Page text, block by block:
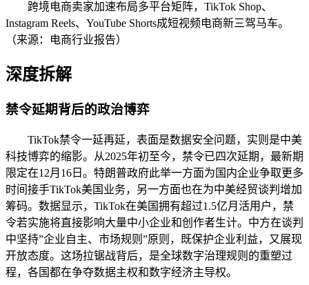
跨境电商卖家加速布局多平台矩阵，TikTok Shop、
Instagram Reels、YouTube Shorts成短视频电商新三驾马车。
（来源：电商行业报告）
深度拆解
禁令延期背后的政治博弈
TikTok禁令一延再延，表面是数据安全问题，实则是中美
科技博弈的缩影。从2025年初至今，禁令已四次延期，最新期
限定在12月16日。特朗普政府此举一方面为国内企业争取更多
时间接手TikTok美国业务，另一方面也在为中美经贸谈判增加
筹码。数据显示，TikTok在美国拥有超过1.5亿月活用户，禁
令若实施将直接影响大量中小企业和创作者生计。中方在谈判
中坚持”企业自主、市场规则”原则，既保护企业利益，又展现
开放态度。这场拉锯战背后，是全球数字治理规则的重塑过
程，各国都在争夺数据主权和数字经济主导权。